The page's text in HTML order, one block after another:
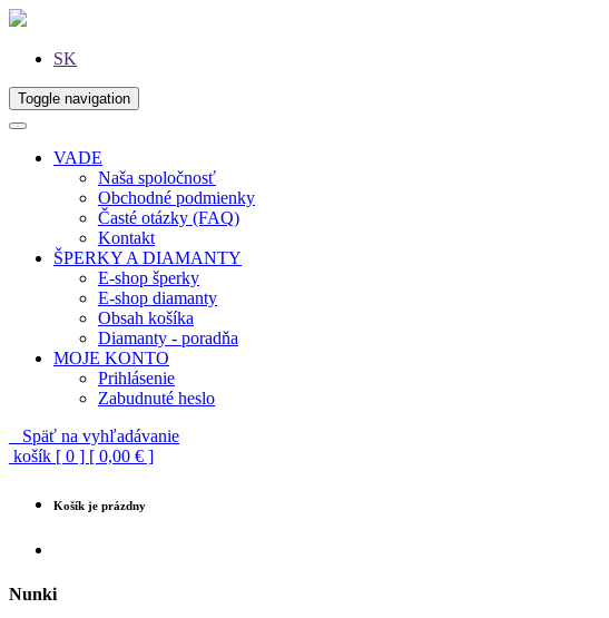
SK
Toggle navigation
VADE
Naša spoločnosť
Obchodné podmienky
Časté otázky (FAQ)
Kontakt
ŠPERKY A DIAMANTY
E-shop šperky
E-shop diamanty
Obsah košíka
Diamanty - poradňa
MOJE KONTO
Prihlásenie
Zabudnuté heslo
Späť na vyhľadávanie
košík [ 0 ] [ 0,00 € ]
Košík je prázdny
Nunki